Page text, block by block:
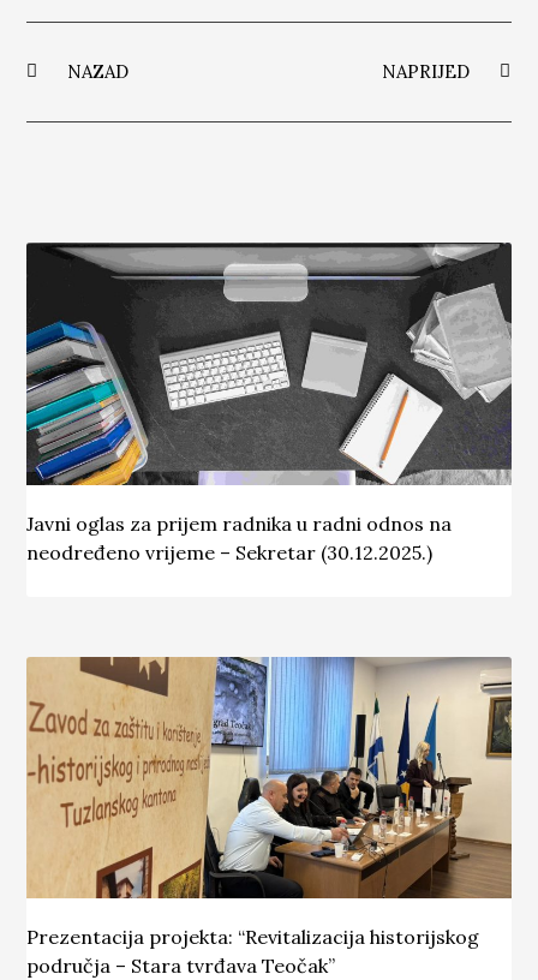
NAZAD NAPRIJED
Javni oglas za prijem radnika u radni odnos na
neodređeno vrijeme – Sekretar (30.12.2025.)
Prezentacija projekta: “Revitalizacija historijskog
područja – Stara tvrđava Teočak”